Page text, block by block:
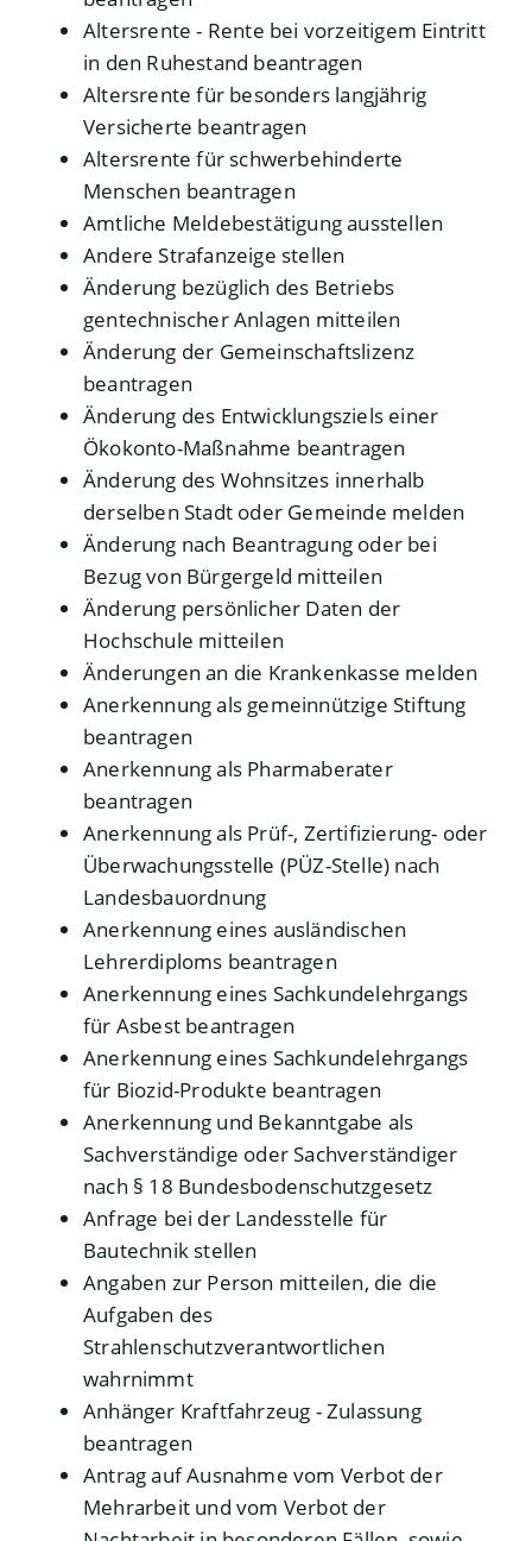
Altersrente - Rente bei vorzeitigem Eintritt
in den Ruhestand beantragen
Altersrente für besonders langjährig
Versicherte beantragen
Altersrente für schwerbehinderte
Menschen beantragen
Amtliche Meldebestätigung ausstellen
Andere Strafanzeige stellen
Änderung bezüglich des Betriebs
gentechnischer Anlagen mitteilen
Änderung der Gemeinschaftslizenz
beantragen
Änderung des Entwicklungsziels einer
Ökokonto-Maßnahme beantragen
Änderung des Wohnsitzes innerhalb
derselben Stadt oder Gemeinde melden
Änderung nach Beantragung oder bei
Bezug von Bürgergeld mitteilen
Änderung persönlicher Daten der
Hochschule mitteilen
Änderungen an die Krankenkasse melden
Anerkennung als gemeinnützige Stiftung
beantragen
Anerkennung als Pharmaberater
beantragen
Anerkennung als Prüf-, Zertifizierung- oder
Überwachungsstelle (PÜZ-Stelle) nach
Landesbauordnung
Anerkennung eines ausländischen
Lehrerdiploms beantragen
Anerkennung eines Sachkundelehrgangs
für Asbest beantragen
Anerkennung eines Sachkundelehrgangs
für Biozid-Produkte beantragen
Anerkennung und Bekanntgabe als
Sachverständige oder Sachverständiger
nach § 18 Bundesbodenschutzgesetz
Anfrage bei der Landesstelle für
Bautechnik stellen
Angaben zur Person mitteilen, die die
Aufgaben des
Strahlenschutzverantwortlichen
wahrnimmt
Anhänger Kraftfahrzeug - Zulassung
beantragen
Antrag auf Ausnahme vom Verbot der
Mehrarbeit und vom Verbot der